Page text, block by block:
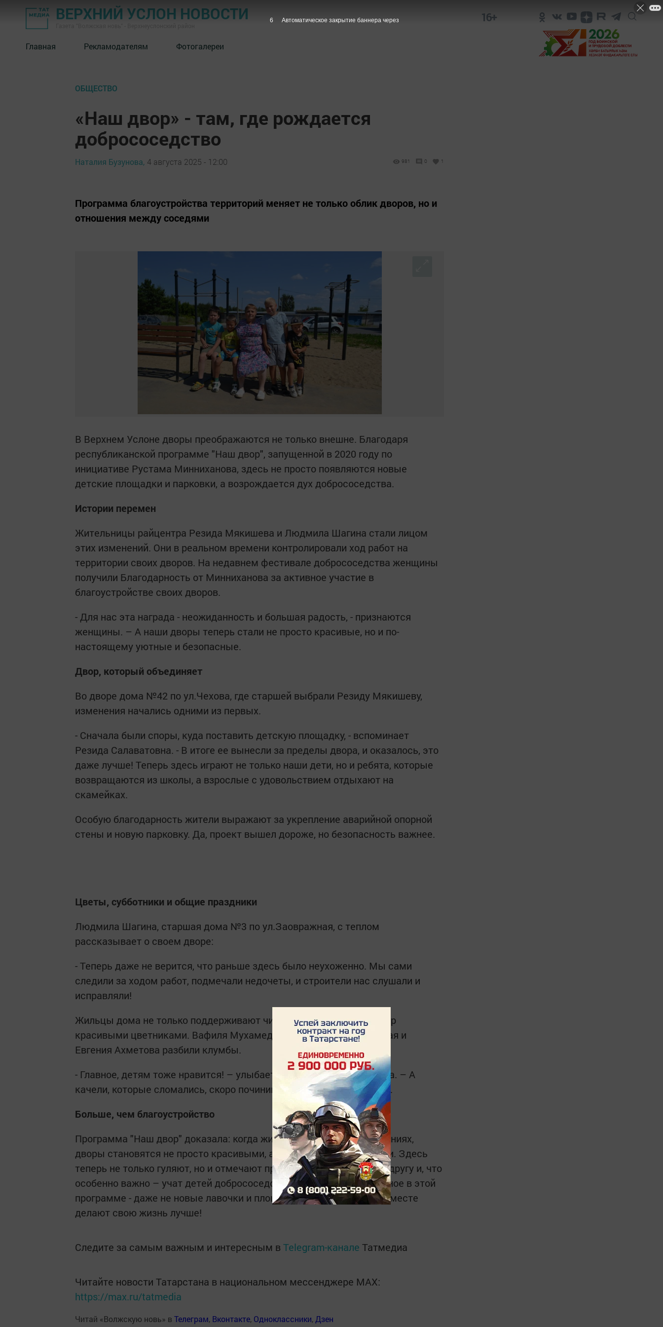
ВЕРХНИЙ УСЛОН НОВОСТИ 16+
Главная Рекламодателям Фотогалереи
ОБЩЕСТВО
«Наш двор» - там, где рождается
добрососедство
Наталия Бузунова, 4 августа 2025 - 12:00 981 0 1
Программа благоустройства территорий меняет не только облик дворов, но и
отношения между соседями
В Верхнем Услоне дворы преображаются не только внешне. Благодаря
республиканской программе "Наш двор", запущенной в 2020 году по
инициативе Рустама Минниханова, здесь не просто появляются новые
детские площадки и парковки, а возрождается дух добрососедства.
Истории перемен
Жительницы райцентра Резида Мякишева и Людмила Шагина стали лицом
этих изменений. Они в реальном времени контролировали ход работ на
территории своих дворов. На недавнем фестивале добрососедства женщины
получили Благодарность от Минниханова за активное участие в
благоустройстве своих дворов.
- Для нас эта награда - неожиданность и большая радость, - признаются
женщины. – А наши дворы теперь стали не просто красивые, но и по-
настоящему уютные и безопасные.
Двор, который объединяет
Во дворе дома №42 по ул.Чехова, где старшей выбрали Резиду Мякишеву,
изменения начались одними из первых.
- Сначала были споры, куда поставить детскую площадку, - вспоминает
Резида Салаватовна. - В итоге ее вынесли за пределы двора, и оказалось, это
даже лучше! Теперь здесь играют не только наши дети, но и ребята, которые
возвращаются из школы, а взрослые с удовольствием отдыхают на
скамейках.
Особую благодарность жители выражают за укрепление аварийной опорной
стены и новую парковку. Да, проект вышел дороже, но безопасность важнее.
Цветы, субботники и общие праздники
Людмила Шагина, старшая дома №3 по ул.Заовражная, с теплом
рассказывает о своем дворе:
- Теперь даже не верится, что раньше здесь было неухоженно. Мы сами
следили за ходом работ, подмечали недочеты, и строители нас слушали и
исправляли!
Жильцы дома не только поддерживают чистоту, но и украшают двор
красивыми цветниками. Вафиля Мухамедьянова, Любовь Каронская и
Евгения Ахметова разбили клумбы.
- Главное, детям тоже нравится! – улыбается Людмила Геннадьевна. – А
качели, которые сломались, скоро починим, запчасти уже заказали.
Больше, чем благоустройство
Программа "Наш двор" доказала: когда жители участвуют в изменениях,
дворы становятся не просто красивыми, а по-настоящему родными. Здесь
теперь не только гуляют, но и отмечают праздники, помогают друг другу и, что
особенно важно – учат детей добрососедству. А значит, самое ценное в этой
программе - даже не новые лавочки и площадки, а люди, которые вместе
делают свою жизнь лучше!
Следите за самым важным и интересным в Telegram-канале Татмедиа
Читайте новости Татарстана в национальном мессенджере MАХ:
https://max.ru/tatmedia
Читай «Волжскую новь» в Телеграм, Вконтакте, Одноклассники, Дзен
5 Автоматическое закрытие баннера через